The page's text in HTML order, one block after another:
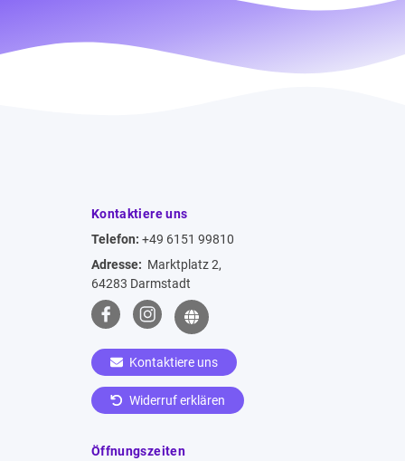
Kontaktiere uns
Telefon: +49 6151 99810
Adresse: Marktplatz 2,
64283 Darmstadt
Kontaktiere uns
Widerruf erklären
Öffnungszeiten